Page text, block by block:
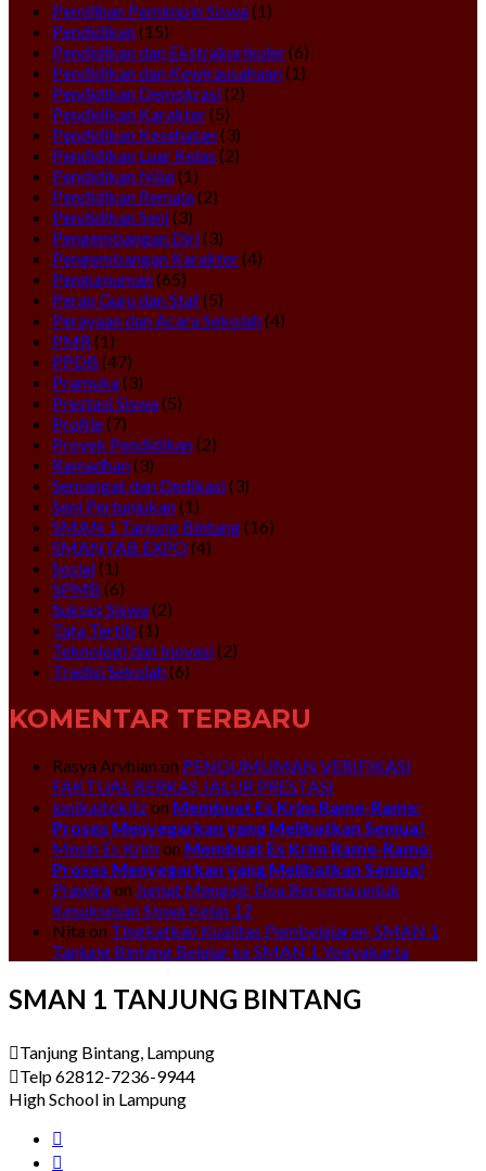
Pemilihan Pemimpin Siswa(1)
Pendidikan(15)
Pendidikan dan Ekstrakurikuler(6)
Pendidikan dan Kewirausahaan(1)
Pendidikan Demokrasi(2)
Pendidikan Karakter(5)
Pendidikan Kesehatan(3)
Pendidikan Luar Kelas (2)
Pendidikan Nilai(1)
Pendidikan Remaja(2)
Pendidikan Seni(3)
Pengembangan Diri(3)
Pengembangan Karakter(4)
Pengumuman(65)
Peran Guru dan Staf(5)
Perayaan dan Acara Sekolah(4)
PMR (1)
PPDB (47)
Pramuka(3)
Prestasi Siswa(5)
Profile(7)
Proyek Pendidikan(2)
Ramadhan(3)
Semangat dan Dedikasi(3)
Seni Pertunjukan(1)
SMAN 1 Tanjung Bintang(16)
SMANTAB EXPO(4)
Sosial(1)
SPMB (6)
Sukses Siswa(2)
Tata Tertib (1)
Teknologi dan Inovasi(2)
Tradisi Sekolah(6)
KOMENTAR TERBARU
Rasya Arvhian on PENGUMUMAN VERIFIKASI
FAKTUAL BERKAS JALUR PRESTASI
jonikaitokitzon Membuat Es Krim Rame-Rame:
Proses Menyegarkan yang Melibatkan Semua!
Mesin Es Krimon Membuat Es Krim Rame-Rame:
Proses Menyegarkan yang Melibatkan Semua!
Prawiraon Jumat Mengaji: Doa Bersama untuk
Kesuksesan Siswa Kelas 12
Nita on Tingkatkan Kualitas Pembelajaran, SMAN 1
Tanjung Bintang Belajar ke SMAN 1 Yogyakarta
SMAN 1 TANJUNG BINTANG
Tanjung Bintang, Lampung
Telp 62812-7236-9944
High School in Lampung